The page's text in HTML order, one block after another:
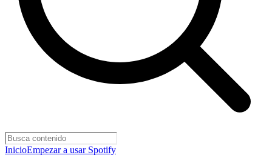
InicioEmpezar a usar Spotify